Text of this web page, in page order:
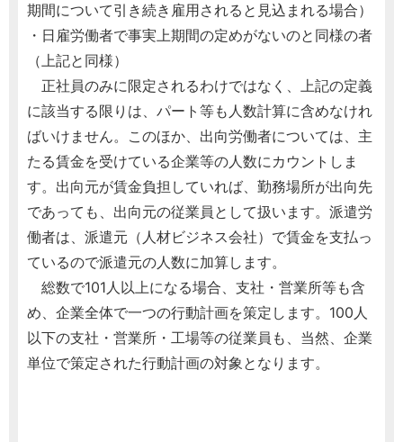
期間について引き続き雇用されると見込まれる場合）
・日雇労働者で事実上期間の定めがないのと同様の者
（上記と同様）
正社員のみに限定されるわけではなく、上記の定義
に該当する限りは、パート等も人数計算に含めなけれ
ばいけません。このほか、出向労働者については、主
たる賃金を受けている企業等の人数にカウントしま
す。出向元が賃金負担していれば、勤務場所が出向先
であっても、出向元の従業員として扱います。派遣労
働者は、派遣元（人材ビジネス会社）で賃金を支払っ
ているので派遣元の人数に加算します。
総数で101人以上になる場合、支社・営業所等も含
め、企業全体で一つの行動計画を策定します。100人
以下の支社・営業所・工場等の従業員も、当然、企業
単位で策定された行動計画の対象となります。